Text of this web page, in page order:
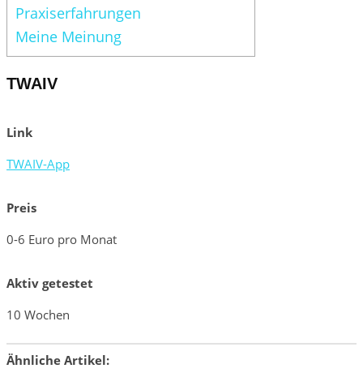
Praxiserfahrungen
Meine Meinung
TWAIV
Link
TWAIV-App
Preis
0-6 Euro pro Monat
Aktiv getestet
10 Wochen
Ähnliche Artikel: